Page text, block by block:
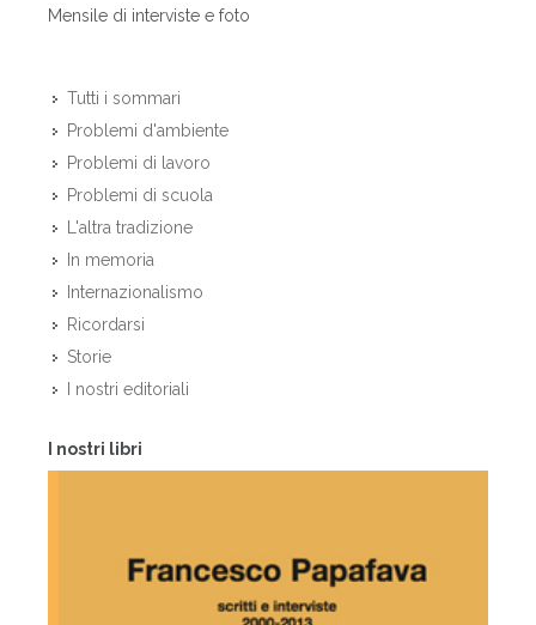
Mensile di interviste e foto
Tutti i sommari
Problemi d'ambiente
Problemi di lavoro
Problemi di scuola
L'altra tradizione
In memoria
Internazionalismo
Ricordarsi
Storie
I nostri editoriali
I nostri libri